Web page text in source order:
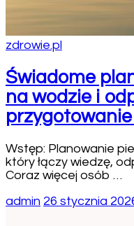
zdrowie.pl
Świadome
na wodzie i
Wstęp: Planowanie
który łączy wiedzę,
Coraz więcej osób …
admin 26 stycznia